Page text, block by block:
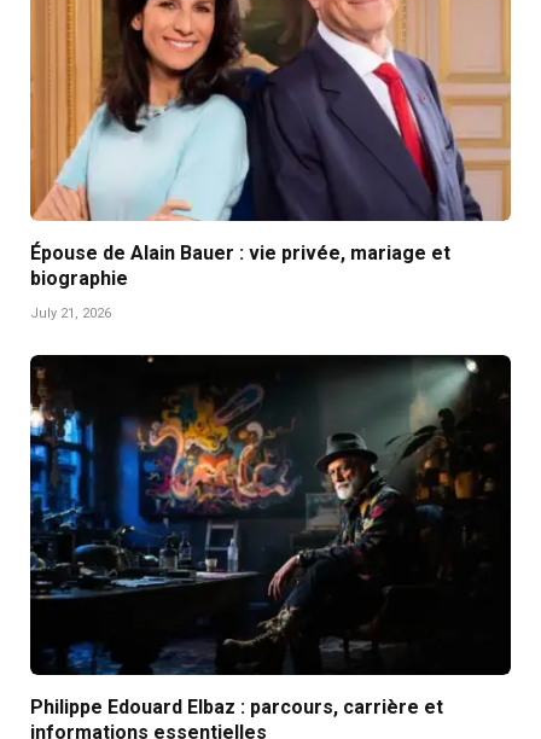
Épouse de Alain Bauer : vie privée, mariage et
biographie
July 21, 2026
Philippe Edouard Elbaz : parcours, carrière et
informations essentielles